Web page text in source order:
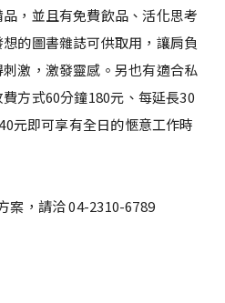
，並且有免費飲品、活化思考
的圖書雜誌可供取用，讓肩負
激，激發靈感。另也有適合私
方式60分鐘180元、每延長30
元即可享有全日的愜意工作時
案，請洽 04-2310-6789